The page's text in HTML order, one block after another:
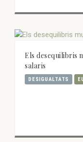
Els desequilibris
salaris
DESIGUALTATS